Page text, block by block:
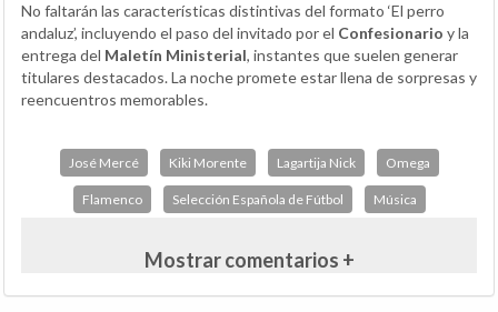
No faltarán las características distintivas del formato ‘El perro
andaluz’, incluyendo el paso del invitado por el Confesionario y la
entrega del Maletín Ministerial, instantes que suelen generar
titulares destacados. La noche promete estar llena de sorpresas y
reencuentros memorables.
José Mercé Kiki Morente Lagartija Nick Omega
Flamenco Selección Española de Fútbol Música
Mostrar comentarios +